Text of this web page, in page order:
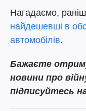
Нагадаємо,
найдешевші в
автомобілів.
Бажаєте
новини про
підписуйтесь